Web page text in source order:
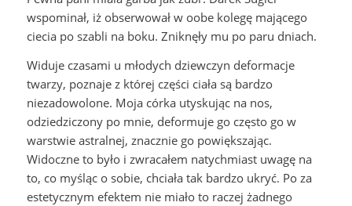
wspominał, iż obserwował w oobe kolegę mającego
ciecia po szabli na boku. Zniknęły mu po paru dniach.
Widuje czasami u młodych dziewczyn deformacje
twarzy, poznaje z której części ciała są bardzo
niezadowolone. Moja córka utyskując na nos,
odziedziczony po mnie, deformuje go często go w
warstwie astralnej, znacznie go powiększając.
Widoczne to było i zwracałem natychmiast uwagę na
to, co myśląc o sobie, chciała tak bardzo ukryć. Po za
estetycznym efektem nie miało to raczej żadnego